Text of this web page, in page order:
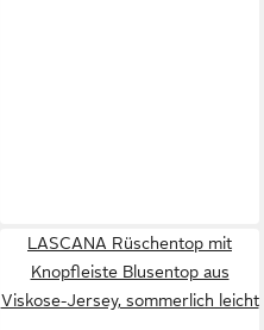
LASCANA Rüschentop mit
Knopfleiste Blusentop aus
Viskose-Jersey, sommerlich leicht